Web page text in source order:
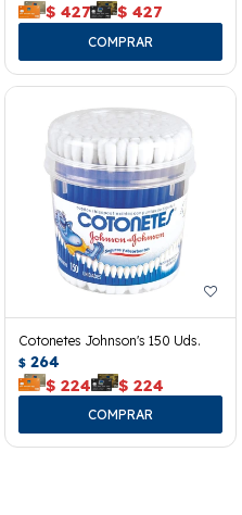
$ 427 $ 427
Cotonetes Johnson's 150 Uds.
$ 264
$ 224 $ 224